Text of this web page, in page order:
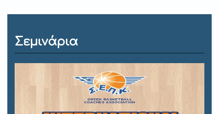
Σεμινάρια